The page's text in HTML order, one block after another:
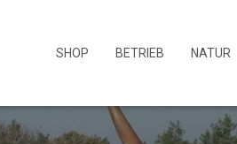
SHOP BETRIEB NATUR